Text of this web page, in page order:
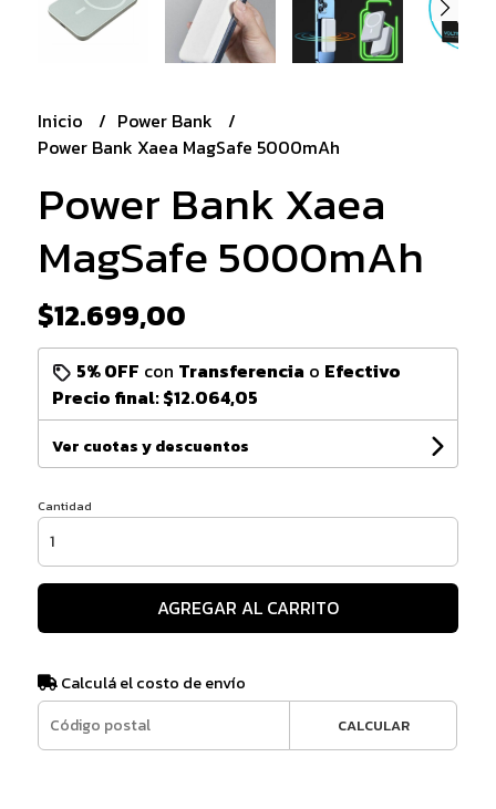
Inicio
Power Bank
Power Bank Xaea MagSafe 5000mAh
Power Bank Xaea
MagSafe 5000mAh
$12.699,00
5% OFF con Transferencia o Efectivo
Precio final:$12.064,05
Ver cuotas y descuentos
Cantidad
AGREGAR AL CARRITO
Calculá el costo de envío
CALCULAR